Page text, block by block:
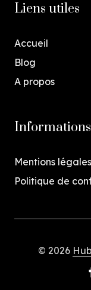
Liens utiles
Accueil
Blog
A propos
Informations
Mentions légales
Politique de
© 2026